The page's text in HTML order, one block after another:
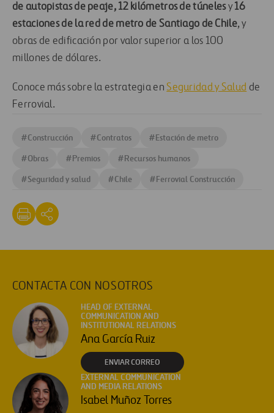
de autopistas de peaje, 12 kilómetros de túnelesy16
estaciones de la red de metro de Santiago de Chile, y
obras de edificación por valor superior a los 100
millones de dólares.
Conoce más sobre la estrategia en Seguridad y Salud de
Ferrovial.
#Construcción #Contratos #Estación de metro
#Obras #Premios #Recursos humanos
#Seguridad y salud #Chile #Ferrovial Construcción
CONTACTA CON NOSOTROS
HEAD OF EXTERNAL
COMMUNICATION AND
INSTITUTIONAL RELATIONS
Ana García Ruiz
ENVIAR CORREO
EXTERNAL COMMUNICATION
AND MEDIA RELATIONS
Isabel Muñoz Torres